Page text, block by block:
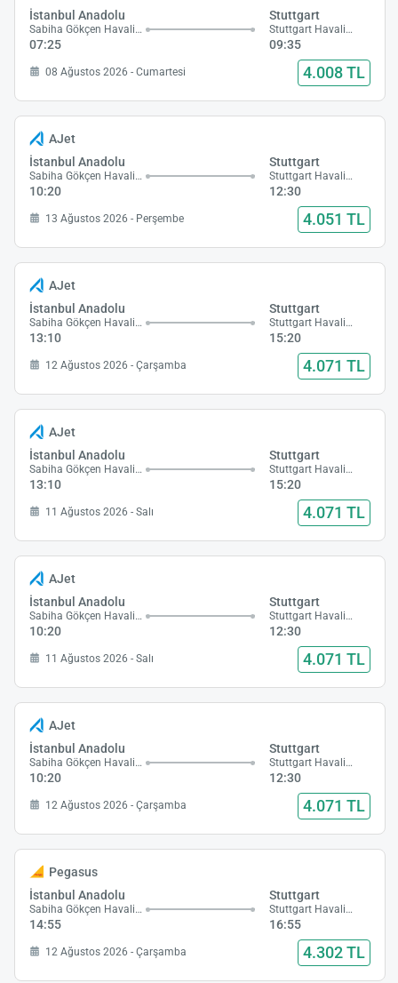
İstanbul Anadolu
Sabiha Gökçen Havalimanı
07:25
Stuttgart
Stuttgart Havalimanı
09:35
08 Ağustos 2026 - Cumartesi 4.008 TL
AJet
İstanbul Anadolu
Sabiha Gökçen Havalimanı
10:20
Stuttgart
Stuttgart Havalimanı
12:30
13 Ağustos 2026 - Perşembe 4.051 TL
AJet
İstanbul Anadolu
Sabiha Gökçen Havalimanı
13:10
Stuttgart
Stuttgart Havalimanı
15:20
12 Ağustos 2026 - Çarşamba 4.071 TL
AJet
İstanbul Anadolu
Sabiha Gökçen Havalimanı
13:10
Stuttgart
Stuttgart Havalimanı
15:20
11 Ağustos 2026 - Salı 4.071 TL
AJet
İstanbul Anadolu
Sabiha Gökçen Havalimanı
10:20
Stuttgart
Stuttgart Havalimanı
12:30
11 Ağustos 2026 - Salı 4.071 TL
AJet
İstanbul Anadolu
Sabiha Gökçen Havalimanı
10:20
Stuttgart
Stuttgart Havalimanı
12:30
12 Ağustos 2026 - Çarşamba 4.071 TL
Pegasus
İstanbul Anadolu
Sabiha Gökçen Havalimanı
14:55
Stuttgart
Stuttgart Havalimanı
16:55
12 Ağustos 2026 - Çarşamba 4.302 TL